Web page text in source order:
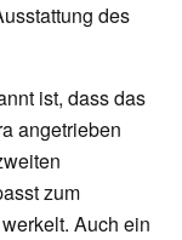
des
ist, dass das
angetrieben
zum
Auch ein